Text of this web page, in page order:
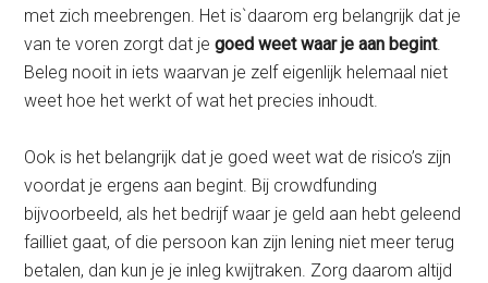
met zich meebrengen. Het is`daarom erg belangrijk dat je
van te voren zorgt dat jegoed weet waar je aan begint.
Beleg nooit in iets waarvan je zelf eigenlijk helemaal niet
weet hoe het werkt of wat het precies inhoudt.
Ook is het belangrijk dat je goed weet wat de risico’s zijn
voordat je ergens aan begint. Bij crowdfunding
bijvoorbeeld, als het bedrijf waar je geld aan hebt geleend
failliet gaat, of die persoon kan zijn lening niet meer terug
betalen, dan kun je je inleg kwijtraken. Zorg daarom altijd